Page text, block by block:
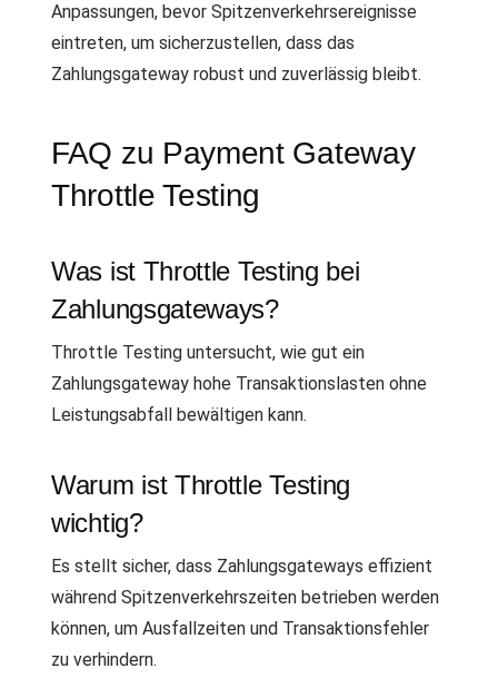
Anpassungen, bevor Spitzenverkehrsereignisse
eintreten, um sicherzustellen, dass das
Zahlungsgateway robust und zuverlässig bleibt.
FAQ zu Payment Gateway
Throttle Testing
Was ist Throttle Testing bei
Zahlungsgateways?
Throttle Testing untersucht, wie gut ein
Zahlungsgateway hohe Transaktionslasten ohne
Leistungsabfall bewältigen kann.
Warum ist Throttle Testing
wichtig?
Es stellt sicher, dass Zahlungsgateways effizient
während Spitzenverkehrszeiten betrieben werden
können, um Ausfallzeiten und Transaktionsfehler
zu verhindern.